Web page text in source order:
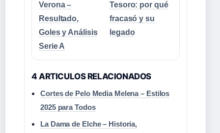
Verona –
Resultado,
Goles y Análisis
Serie A
Tesoro: por qué
fracasó y su
legado
4 ARTICULOS RELACIONADOS
Cortes de Pelo Media Melena – Estilos
2025 para Todos
La Dama de Elche – Historia,